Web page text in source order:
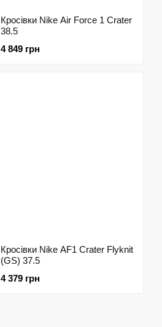
Кросівки Nike Air Force 1 Crater
38.5
4 849 грн
Кросівки Nike AF1 Crater Flyknit
(GS) 37.5
4 379 грн